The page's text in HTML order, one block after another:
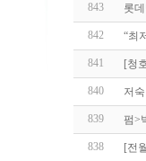
843 롯
842 “최
841 [청
840 저
839 펌>
838 [전